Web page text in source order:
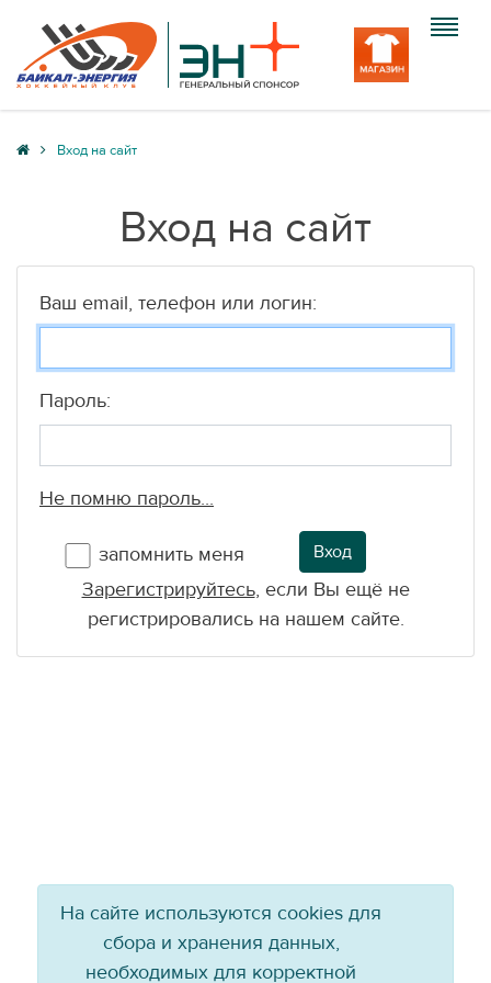
Клуб
Медиа
Вход на сайт
Вход на сайт
Ваш email, телефон или логин:
Пароль:
Не помню пароль...
запомнить меня Вход
Зарегистрируйтесь, если Вы ещё не
регистрировались на нашем сайте.
На сайте используются cookies для
сбора и хранения данных,
необходимых для корректной